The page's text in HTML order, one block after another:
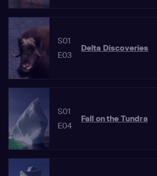
S01
E03
Delta Discoveries
S01
E04
Fall on the Tundra